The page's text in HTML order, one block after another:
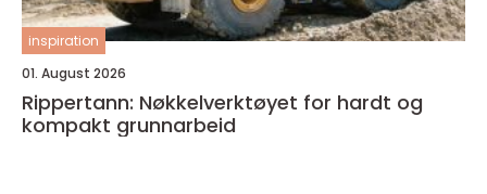
inspiration
01. August 2026
Rippertann: Nøkkelverktøyet for hardt og
kompakt grunnarbeid